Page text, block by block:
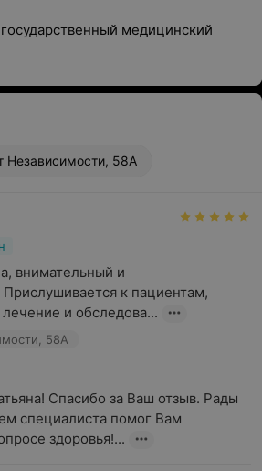
медицинский
Независимости, 58А
внимательный и
к пациентам,
и обследова...
58А
Спасибо за Ваш отзыв. Рады
специалиста помог Вам
здоровья!...